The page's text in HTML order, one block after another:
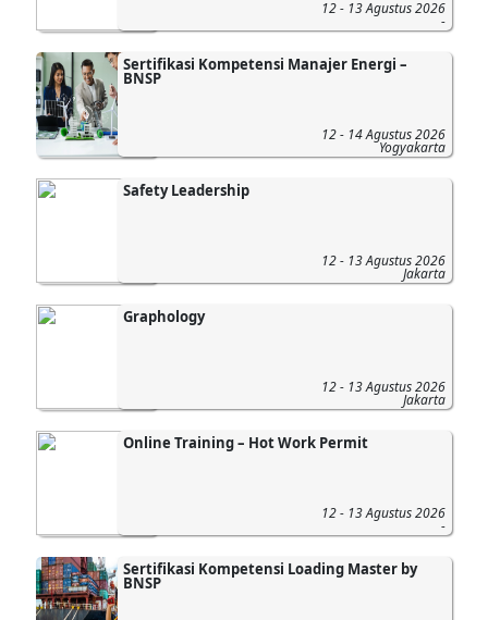
12 - 13 Agustus 2026
-
Sertifikasi Kompetensi Manajer Energi –
BNSP
12 - 14 Agustus 2026
Yogyakarta
Safety Leadership
12 - 13 Agustus 2026
Jakarta
Graphology
12 - 13 Agustus 2026
Jakarta
Online Training – Hot Work Permit
12 - 13 Agustus 2026
-
Sertifikasi Kompetensi Loading Master by
BNSP